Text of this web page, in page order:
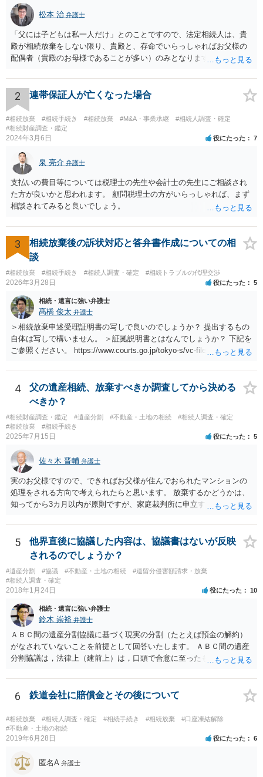
松本 治 弁護士
「父には子どもは私一人だけ」とのことですので、法定相続人は、貴
殿が相続放棄をしない限り、貴殿と、存命でいらっしゃればお父様の
配偶者（貴殿のお母様であることが多い）のみとなります。遺言がな
2 連帯保証人が亡くなった場合
#相続放棄 #相続手続き #相続放棄 #M&A・事業承継
#相続人調査・確定
#相続財産調査・鑑定
2024年3月6日 役にたった 7
泉 亮介 弁護士
支払いの費目等については税理士の先生や会計士の先生にご相談され
た方が良いかと思われます。 顧問税理士の方がいらっしゃれば、まず
相談されてみると良いでしょう。
3
相続放棄後の訴状対応と答弁書作成についての相
談
#相続放棄 #相続手続き #相続人調査・確定 #相続トラブルの代理交渉
2026年3月28日 役にたった 5
相続・遺言に強い弁護士
髙橋 俊太 弁護士
＞相続放棄申述受理証明書の写しで良いのでしょうか？ 提出するもの
自体は写しで構いません。 ＞証拠説明書とはなんでしょうか？ 下記を
ご参照ください。 https://www.courts.go.jp/tokyo-s/vc-files/tokyo-s/file/
4
父の遺産相続、放棄すべきか調査してから決める
べきか？
#相続財産調査・鑑定 #遺産分割 #不動産・土地の相続
#相続人調査・確定
#相続放棄
#相続手続き
2025年7月15日 役にたった 5
佐々木 晋輔 弁護士
実のお父様ですので、できればお父様が住んでおられたマンションの
処理をされる方向で考えられたらと思います。 放棄するかどうかは、
知ってから3カ月以内が原則ですが、家庭裁判所に申立すれば3カ月の
放棄するかどうか決めることができます。 銀行やサラ金が数年も放置
することはありませんので、数年後に借金が発見される可能性はほぼ
ありません。 なお、私が扱った相続放棄を検討していた案件で、期間
伸長して調査したところ、サラ金に対する過払金など相当な財産が見
つかったため相続したという事例がありました。
5
他界直後に協議した内容は、協議書はないが反映
されるのでしょうか？
#遺産分割 #協議 #不動産・土地の相続
#遺留分侵害額請求・放棄
#相続人調査・確定
2018年1月24日 役にたった 10
相続・遺言に強い弁護士
鈴木 崇裕 弁護士
ＡＢＣ間の遺産分割協議に基づく現実の分割（たとえば預金の解約）
がなされていないことを前提として回答いたします。 ＡＢＣ間の遺産
分割協議は，法律上（建前上）は，口頭で合意に至ったものであって
ん。 また，不動産の名義を移転するためには，遺産分割協議書への署
名捺印を得る必要があります。 したがって，残念ながら，「ＡＢＣ間
の遺産分割協議が有効に成立している」という前提に基づく主張は困
難と思われます。 「ＡＢＣ間の遺産分割協議は未了のまま，ＡとＢが
死亡し，二次相続が発生した」という前提に基づいて協議を進める必
要があります。 もちろん，Ｃの立場としては，ＡＢＣ間の遺産分割協
人は応じない姿勢を示していることから，実現は困難だと思います。
6 鉄道会社に賠償金とその後について
#相続放棄 #相続人調査・確定 #相続手続き #相続放棄
#口座凍結解除
#不動産・土地の相続
2019年6月28日 役にたった 6
匿名A 弁護士